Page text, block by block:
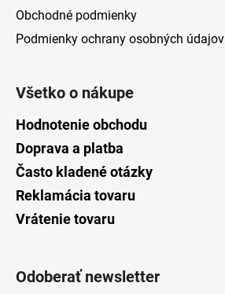
Obchodné podmienky
Podmienky ochrany osobných údajov
Všetko o nákupe
Hodnotenie obchodu
Doprava a platba
Často kladené otázky
Reklamácia tovaru
Vrátenie tovaru
Odoberať newsletter